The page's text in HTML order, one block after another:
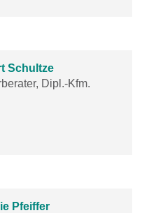
Schultze
Dipl.-Kfm.
Pfeiffer